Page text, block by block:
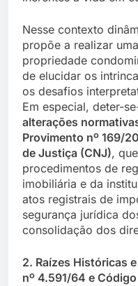
Nesse contexto
propõe a realizar
propriedade
de elucidar os
os desafios
Em especial, deter-
alterações
Provimento nº 169/
de Justiça (CNJ),
procedimentos de
imobiliária e da
atos registrais de
segurança jurídica
consolidação dos
2. Raízes Históricas
nº 4.591/64 e